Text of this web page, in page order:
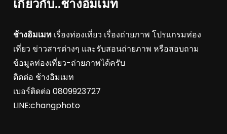
เกี่ยวกับ..ช้างอิมเมท
ช้างอิมเมท เรื่องท่องเที่ยว เรื่องถ่ายภาพ โปรแกรมท่อง
เที่ยว ข่าวสารต่างๆ และรับสอนถ่ายภาพ หรือสอบถาม
ข้อมูลท่องเที่ยว-ถ่ายภาพได้ครับ
ติดต่อ ช้างอิมเมท
เบอร์ติดต่อ 0809923727
LINE:changphoto